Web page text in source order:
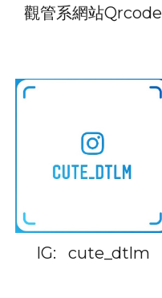
觀管系網站Qrcode
IG: cute_dtlm